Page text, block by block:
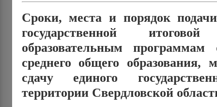
Сроки, места и порядок
государственной
образовательным
среднего общего образования,
сдачу единого
территории Свердловской